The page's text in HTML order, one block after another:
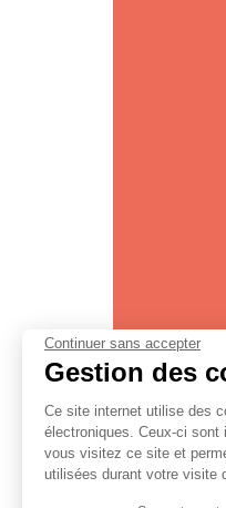
Continuer sans accepter
Gestion des
Ce site internet utilise des
électroniques. Ceux-ci sont
vous visitez ce site et
utilisées durant votre visite